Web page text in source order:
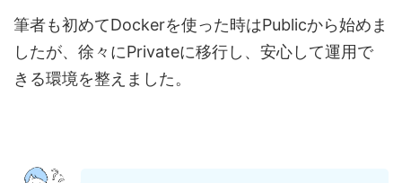
筆者も初めてDockerを使った時はPublicから始めま
したが、徐々にPrivateに移行し、安心して運用で
きる環境を整えました。